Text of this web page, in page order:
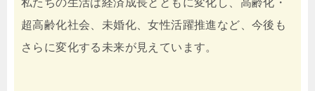
私たちの生活は経済成長とともに変化し、高齢化・
超高齢化社会、未婚化、女性活躍推進など、今後も
さらに変化する未来が見えています。